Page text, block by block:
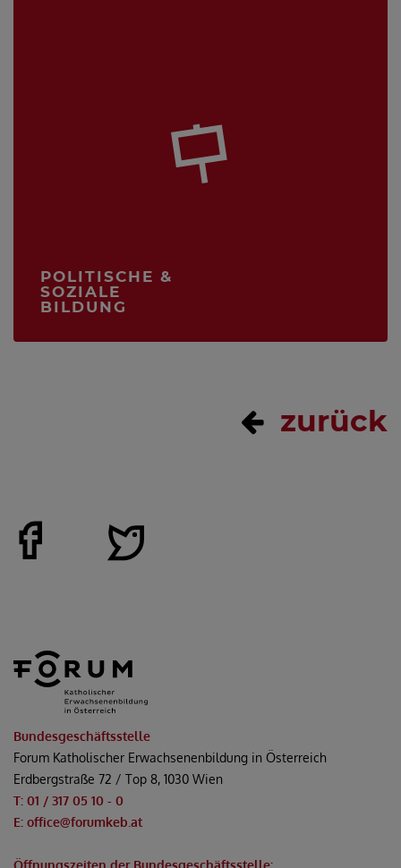
POLITISCHE &
SOZIALE
BILDUNG
zurück
Bundesgeschäftsstelle
Forum Katholischer Erwachsenenbildung in Österreich
Erdbergstraße 72 / Top 8, 1030 Wien
T: 01 / 317 05 10 - 0
E: office@forumkeb.at
Öffnungszeiten der Bundesgeschäftsstelle: